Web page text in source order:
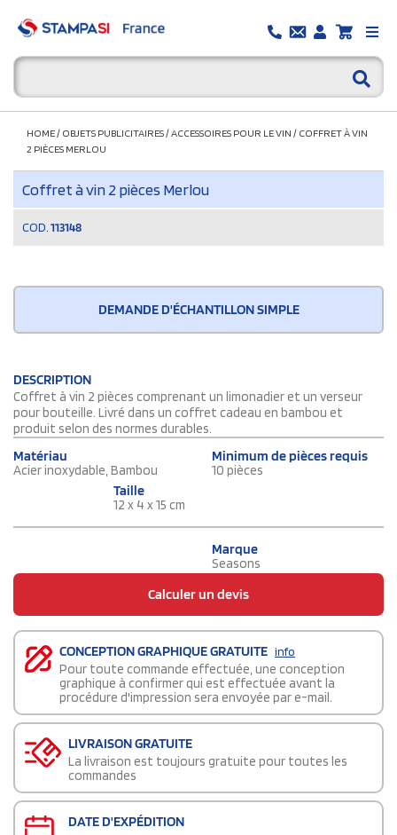
HOME/ OBJETS PUBLICITAIRES/ACCESSOIRES POUR LE VIN / COFFRET À VIN
2 PIÈCES MERLOU
Coffret à vin 2 pièces Merlou
COD. 113148
DEMANDE D'ÉCHANTILLON SIMPLE
DESCRIPTION
Coffret à vin 2 pièces comprenant un limonadier et un verseur
pour bouteille. Livré dans un coffret cadeau en bambou et
produit selon des normes durables.
Matériau
Acier inoxydable, Bambou
Minimum de pièces requis
10 pièces
Taille
12 x 4 x 15 cm
Marque
Seasons
Calculer un devis
CONCEPTION GRAPHIQUE GRATUITE info
Pour toute commande effectuée, une conception
graphique à confirmer qui est effectuée avant la
procédure d'impression sera envoyée par e-mail.
LIVRAISON GRATUITE
La livraison est toujours gratuite pour toutes les
commandes
DATE D'EXPÉDITION